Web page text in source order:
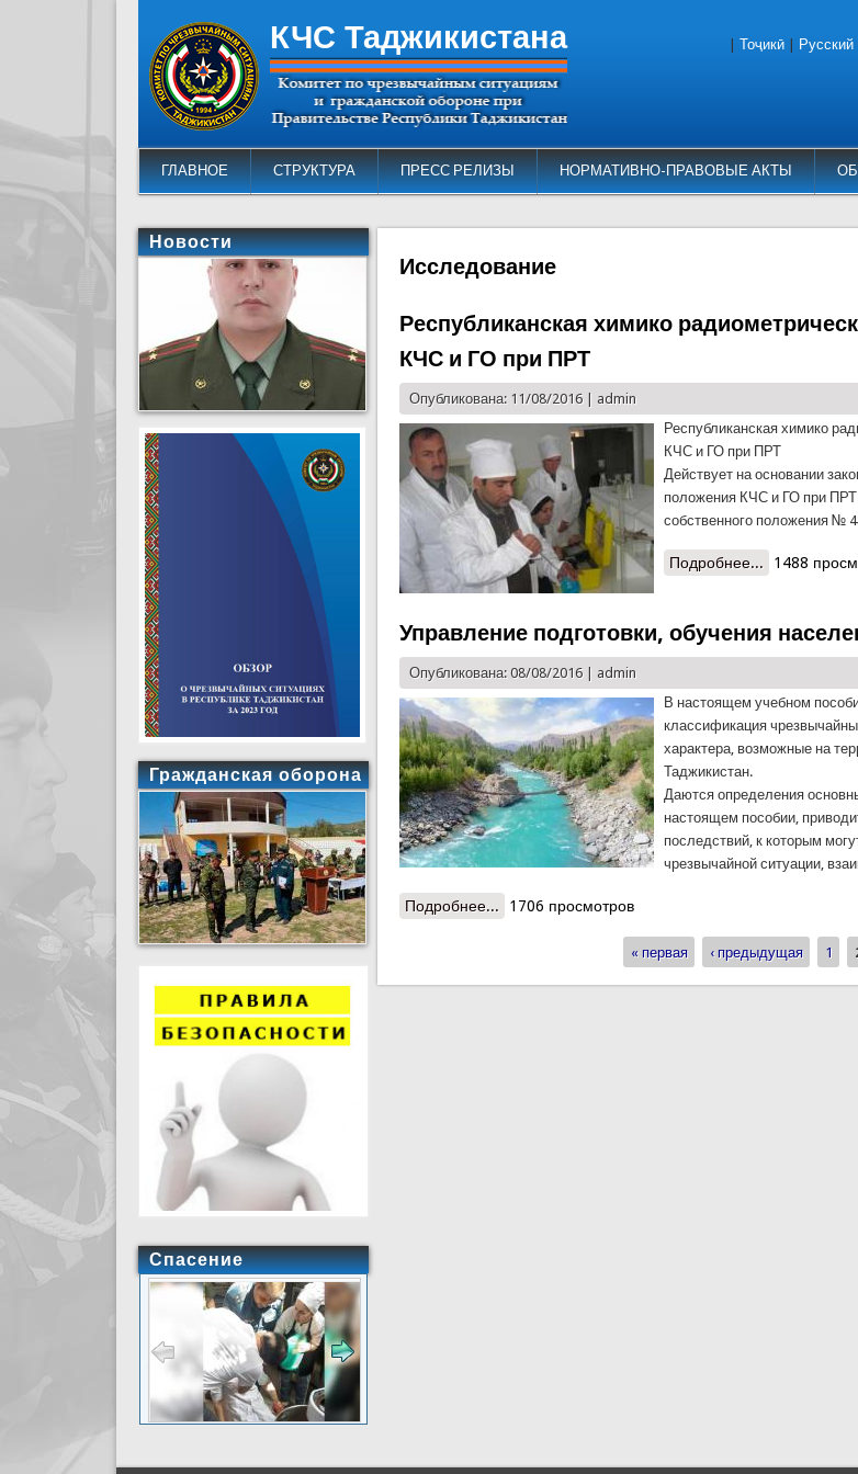
КЧС Таджикистана
ГЛАВНОЕ СТРУКТУРА ПРЕСС РЕЛИЗЫ НОРМАТИВНО-ПРАВОВЫЕ АКТЫ
Тоҷикӣ Русский
Исследование
Республиканская химико
КЧС и ГО при ПРТ
Опубликована: 11/08/2016 | admin
Республиканская химико
КЧС и ГО при ПРТ
Действует на основании
положения КЧС и ГО при ПРТ
собственного положения №
Подробнее... о
1488
Управление подготовки, обучения
Опубликована: 08/08/2016 | admin
В настоящем учебном
классификация
характера, возможные на
Таджикистан.
Даются определения
настоящем пособии,
последствий, к которым
чрезвычайной ситуации,
Подробнее... о Управление подготовки, обучения населения
1706 просмотров
« первая ‹ предыдущая 1
Новости
Гражданская оборона
Спасение